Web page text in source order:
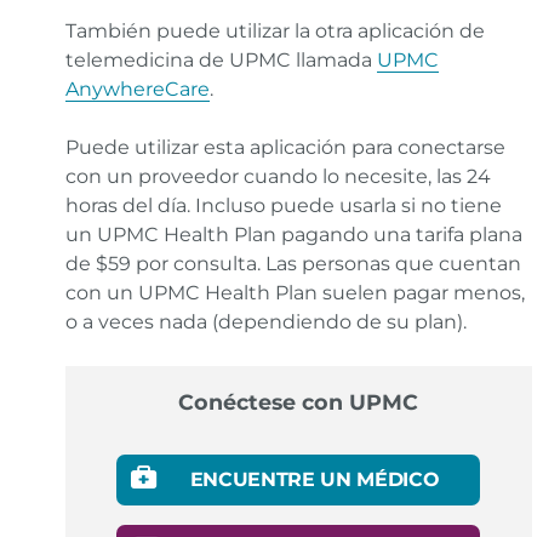
También puede utilizar la otra aplicación de
telemedicina de UPMC llamada UPMC
AnywhereCare.
Puede utilizar esta aplicación para conectarse
con un proveedor cuando lo necesite, las 24
horas del día. Incluso puede usarla si no tiene
un UPMC Health Plan pagando una tarifa plana
de $59 por consulta. Las personas que cuentan
con un UPMC Health Plan suelen pagar menos,
o a veces nada (dependiendo de su plan).
Conéctese con UPMC
ENCUENTRE UN MÉDICO